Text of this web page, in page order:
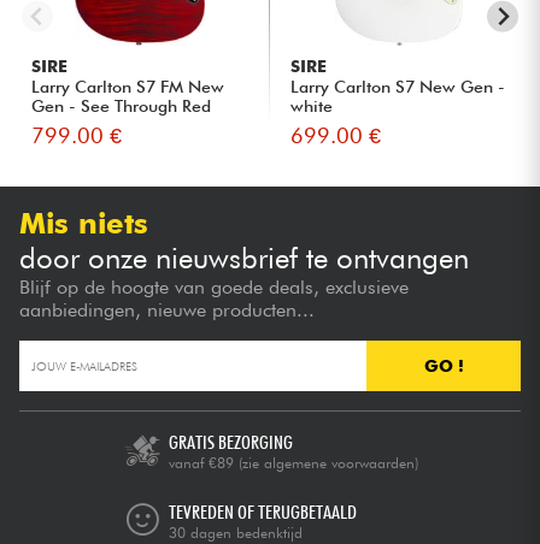
SIRE
Larry Carlton S7 FM New
Gen - See Through Red
799.00 €
SIRE
Larry Carlton S7 New Gen -
white
699.00 €
Mis niets
door onze nieuwsbrief te ontvangen
Blijf op de hoogte van goede deals, exclusieve
aanbiedingen, nieuwe producten...
GO !
GRATIS BEZORGING
vanaf €89 (zie algemene voorwaarden)
TEVREDEN OF TERUGBETAALD
30 dagen bedenktijd